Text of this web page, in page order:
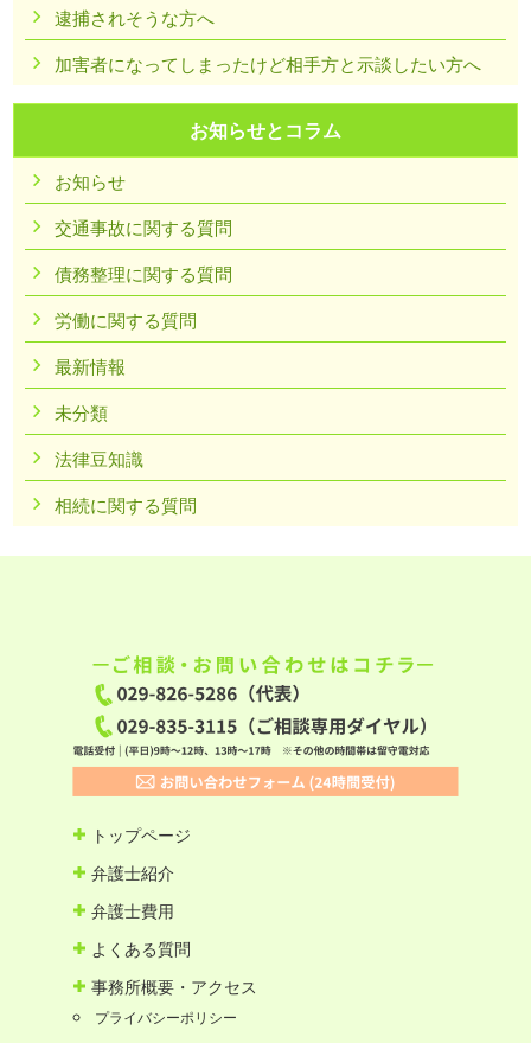
逮捕されそうな方へ
加害者になってしまったけど相手方と示談したい方へ
お知らせとコラム
お知らせ
交通事故に関する質問
債務整理に関する質問
労働に関する質問
最新情報
未分類
法律豆知識
相続に関する質問
トップページ
弁護士紹介
弁護士費用
よくある質問
事務所概要・アクセス
プライバシーポリシー